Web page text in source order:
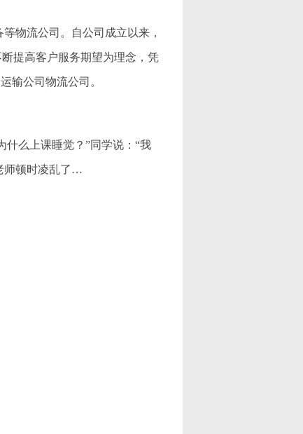
物流公司。自公司成立以来，
提高客户服务期望为理念，凭
输公司物流公司。
么上课睡觉？”同学说：“我
师顿时凌乱了…